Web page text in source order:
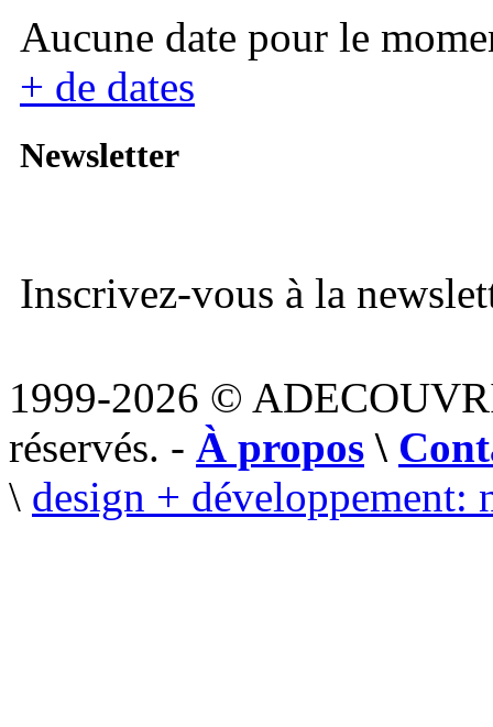
Aucune date pour le
+ de dates
Newsletter
Inscrivez-vous à la
1999-2026 ©
réservés. - À propos \
\ design + développement: